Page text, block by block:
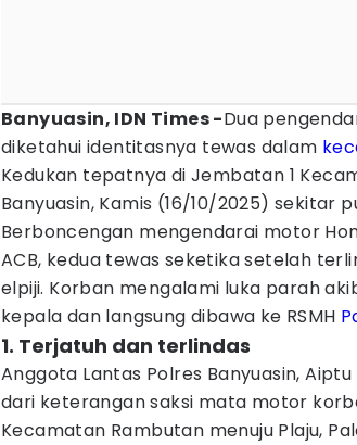
Banyuasin, IDN Times -Dua
diketahui identitasnya tewas dalam
Kedukan tepatnya di Jembatan 1
Banyuasin, Kamis (16/10/2025) sekitar
Berboncengan mengendarai motor
ACB, kedua tewas seketika setelah
elpiji. Korban mengalami luka parah
kepala dan langsung dibawa ke RSMH
1. Terjatuh dan terlindas
Anggota Lantas Polres Banyuasin,
dari keterangan saksi mata motor
Kecamatan Rambutan menuju Plaju,